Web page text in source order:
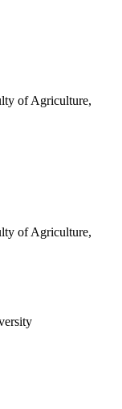
of Agriculture,
of Agriculture,